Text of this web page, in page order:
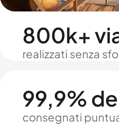
800k+
realizzati senza
99,9%
consegnati